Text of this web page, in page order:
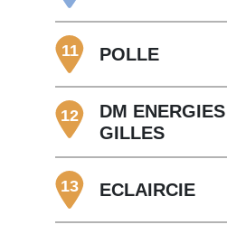
11 POLLE
12
DM
GILLES
13 ECLAIRCIE